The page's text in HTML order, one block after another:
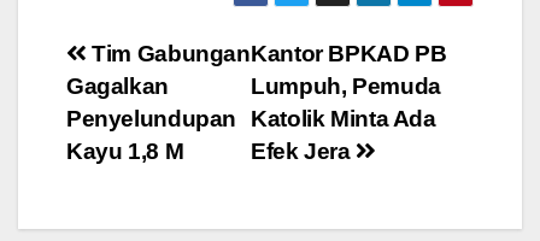
Post
navigation
Kantor BPKAD PB
Lumpuh, Pemuda
Katolik Minta Ada
Efek Jera
Tim Gabungan
Gagalkan
Penyelundupan
Kayu 1,8 M